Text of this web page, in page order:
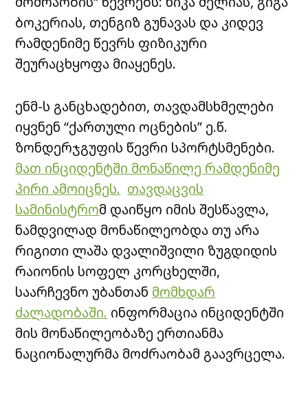
ბოკერიას, თენგიზ გუნავას და კიდევ
რამდენიმე წევრს ფიზიკური
შეურაცხყოფა მიაყენეს.
ენმ-ს განცხადებით, თავდამსხმელები
იყვნენ “ქართული ოცნების” ე.წ.
ზონდერჯგუფის წევრი სპორტსმენები.
მათ ინციდენტში მონაწილე რამდენიმე
პირი ამოიცნეს. თავდაცვის
სამინისტრომ დაიწყო იმის შესწავლა,
ნამდვილად მონაწილეობდა თუ არა
რიგითი ლაშა დვალიშვილი ზუგდიდის
რაიონის სოფელ კორცხელში,
საარჩევნო უბანთან მომხდარ
ძალადობაში. ინფორმაცია ინციდენტში
მის მონაწილეობაზე ერთიანმა
ნაციონალურმა მოძრაობამ გაავრცელა.